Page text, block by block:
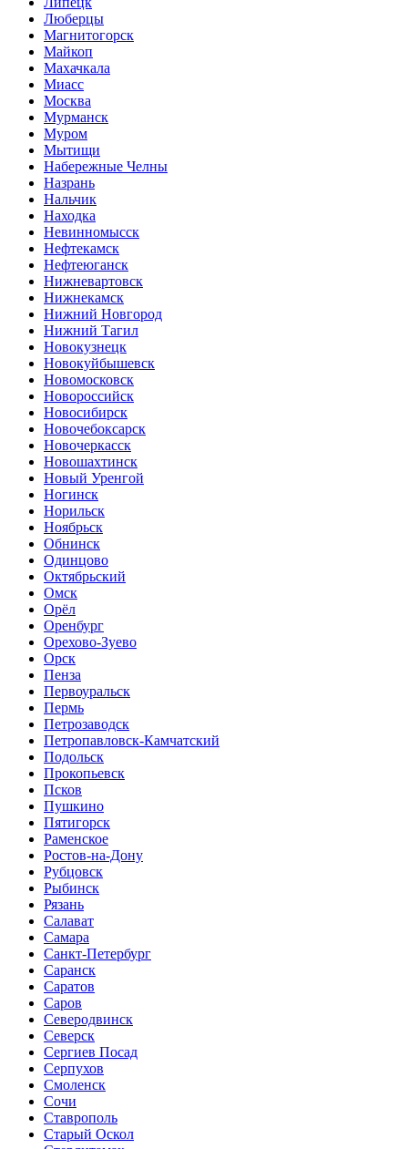
Люберцы
Магнитогорск
Майкоп
Махачкала
Миасс
Москва
Мурманск
Муром
Мытищи
Набережные Челны
Назрань
Нальчик
Находка
Невинномысск
Нефтекамск
Нефтеюганск
Нижневартовск
Нижнекамск
Нижний Новгород
Нижний Тагил
Новокузнецк
Новокуйбышевск
Новомосковск
Новороссийск
Новосибирск
Новочебоксарск
Новочеркасск
Новошахтинск
Новый Уренгой
Ногинск
Норильск
Ноябрьск
Обнинск
Одинцово
Октябрьский
Омск
Орёл
Оренбург
Орехово-Зуево
Орск
Пенза
Первоуральск
Пермь
Петрозаводск
Петропавловск-Камчатский
Подольск
Прокопьевск
Псков
Пушкино
Пятигорск
Раменское
Ростов-на-Дону
Рубцовск
Рыбинск
Рязань
Салават
Самара
Санкт-Петербург
Саранск
Саратов
Саров
Северодвинск
Северск
Сергиев Посад
Серпухов
Смоленск
Сочи
Ставрополь
Старый Оскол